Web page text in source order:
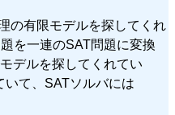
の有限モデルを探してくれ
を一連のSAT問題に変換
デルを探してくれてい
いて、SATソルバには